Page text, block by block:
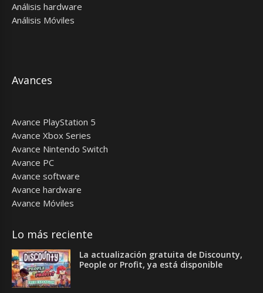
Análisis hardware
Análisis Móviles
Avances
Avance PlayStation 5
Avance Xbox Series
Avance Nintendo Switch
Avance PC
Avance software
Avance hardware
Avance Móviles
Lo más reciente
La actualización gratuita de Discounty,
People or Profit, ya está disponible